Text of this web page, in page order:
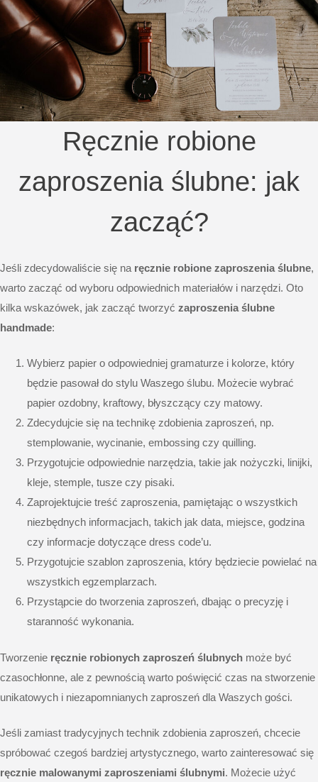
Ręcznie robione
zaproszenia ślubne: jak
zacząć?
Jeśli zdecydowaliście się na ręcznie robione zaproszenia ślubne,
warto zacząć od wyboru odpowiednich materiałów i narzędzi. Oto
kilka wskazówek, jak zacząć tworzyć zaproszenia ślubne
handmade:
Wybierz papier o odpowiedniej gramaturze i kolorze, który
będzie pasował do stylu Waszego ślubu. Możecie wybrać
papier ozdobny, kraftowy, błyszczący czy matowy.
Zdecydujcie się na technikę zdobienia zaproszeń, np.
stemplowanie, wycinanie, embossing czy quilling.
Przygotujcie odpowiednie narzędzia, takie jak nożyczki, linijki,
kleje, stemple, tusze czy pisaki.
Zaprojektujcie treść zaproszenia, pamiętając o wszystkich
niezbędnych informacjach, takich jak data, miejsce, godzina
czy informacje dotyczące dress code’u.
Przygotujcie szablon zaproszenia, który będziecie powielać na
wszystkich egzemplarzach.
Przystąpcie do tworzenia zaproszeń, dbając o precyzję i
staranność wykonania.
Tworzenie ręcznie robionych zaproszeń ślubnych może być
czasochłonne, ale z pewnością warto poświęcić czas na stworzenie
unikatowych i niezapomnianych zaproszeń dla Waszych gości.
Jeśli zamiast tradycyjnych technik zdobienia zaproszeń, chcecie
spróbować czegoś bardziej artystycznego, warto zainteresować się
ręcznie malowanymi zaproszeniami ślubnymi. Możecie użyć